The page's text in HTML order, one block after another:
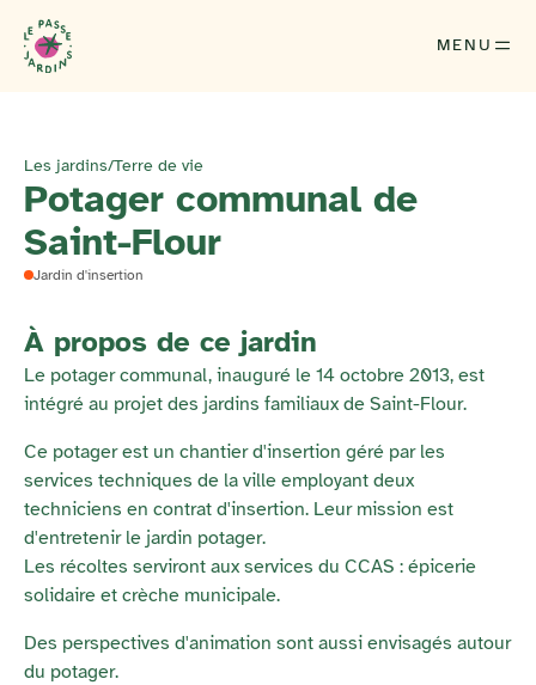
MENU
Les jardins/Terre de vie
Potager communal de
Saint-Flour
Jardin d'insertion
À propos de ce jardin
Le potager communal, inauguré le 14 octobre 2013, est
intégré au projet des jardins familiaux de Saint-Flour.
Ce potager est un chantier d'insertion géré par les
services techniques de la ville employant deux
techniciens en contrat d'insertion. Leur mission est
d'entretenir le jardin potager.
Les récoltes serviront aux services du CCAS : épicerie
solidaire et crèche municipale.
Des perspectives d'animation sont aussi envisagés autour
du potager.